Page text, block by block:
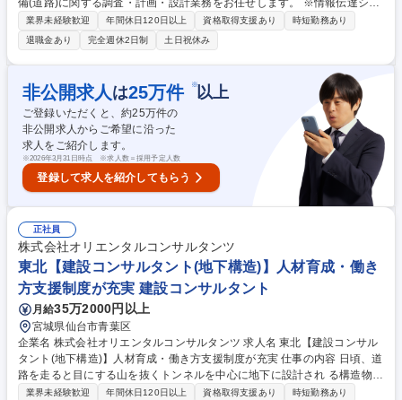
備(道路)に関する調査・計画・設計業務をお任せします。 ※情報伝達シス
テムも駆使した総合的な提案が可能。技術力は、新規開発・拡張計画、運
営、維持管理等、幅広く提供する程の評価を獲得 ・交通計画、橋梁、地下
構造、景観、環境、防災の各グループが協働し多角的な視点から、すべて
の利用者にとって『安心』『安全』『快適』な道路空間の提供をサポート
していきます。 《設計事例》 知多半島道路半田中央JCT詳細設計/大橋JC
T/RAB予備設計、詳細設計/東海環状道路岐阜地区PA詳細設計業務/スマー
トIC検討、設計など 募集職種 関東【建設コンサルタント(道路)】人材育
成・働き方支援制度が充実
業界未経験歓迎 年間休日120日以上 資格取得支援あり
時短勤務あり
退職金あり
完全週休2日制 土日祝休み
非公開求人 は25万件 ※以上
ご登録いただくと、約25万件の
非公開求人からご希望に沿った
求人をご紹介します。
※2026年3月31日時点 ※求人数＝採用予定人数
登録して求人を紹介してもらう
正社員
株式会社オリエンタルコンサルタンツ
東北【建設コンサルタント(地下構造)】人材育成・働き
方支援制度が充実 建設コンサルタント
月給35万2000円以上
宮城県仙台市青葉区
企業名 株式会社オリエンタルコンサルタンツ 求人名 東北【建設コンサル
タント(地下構造)】人材育成・働き方支援制度が充実 仕事の内容 日頃、道
路を走ると目にする山を抜くトンネルを中心に地下に設計され る構造物の
計画・調査・設計から点検・補修設計を行って頂きます。 ・計画・調査で
業界未経験歓迎 年間休日120日以上 資格取得支援あり
時短勤務あり